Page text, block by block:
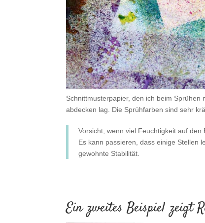
Schnittmusterpapier, den ich beim
abdecken lag. Die Sprühfarben sind sehr
Vorsicht, wenn viel Feuchtigkeit auf
Es kann passieren, dass einige Stellen
gewohnte Stabilität.
Ein zweites Beispiel zeigt